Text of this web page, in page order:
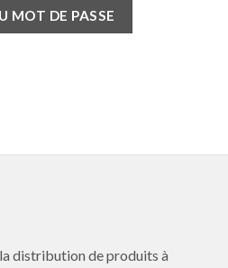
MOT DE PASSE
distribution de produits à